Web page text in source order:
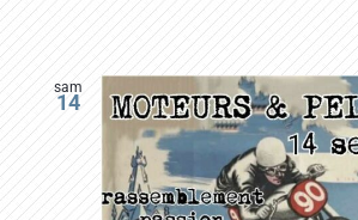
sam
14